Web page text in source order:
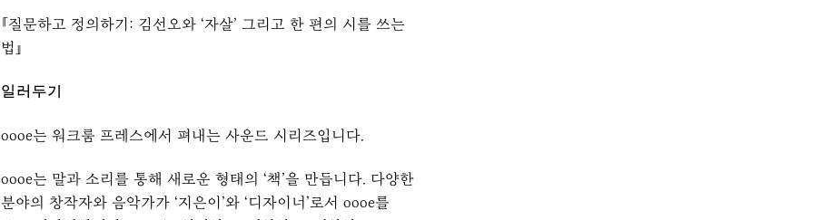
『질문하고 정의하기: 김선오와 ‘자살’ 그리고 한 편의 시를 쓰는
법』
일러두기
oooe는 워크룸 프레스에서 펴내는 사운드 시리즈입니다.
oooe는 말과 소리를 통해 새로운 형태의 ‘책’을 만듭니다. 다양한
분야의 창작자와 음악가가 ‘지은이’와 ‘디자이너’로서 oooe를